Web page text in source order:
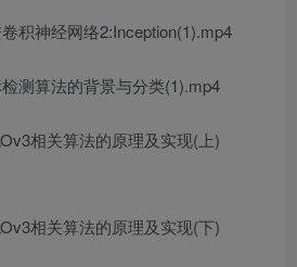
积神经网络2:Inception(1).mp4
测算法的背景与分类(1).mp4
相关算法的原理及实现(上)
相关算法的原理及实现(下)